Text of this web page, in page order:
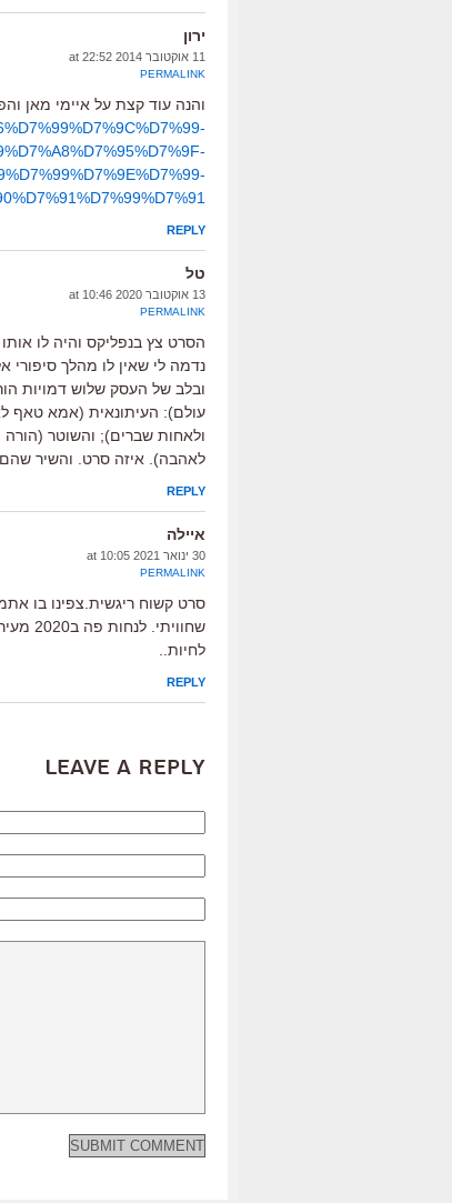
ירון
11 אוקטובר 2014 at 22:52
PERMALINK
והנה עוד קצת על איימי מאן
REPLY
טל
13 אוקטובר 2020 at 10:46
PERMALINK
הסרט צץ בנפליקס והיה לו
נדמה לי שאין לו מהלך
ובלב של העסק שלוש דמויות
עולם): העיתונאית (אמא טאף
ולאחות שברים); והשוטר (הורה
לאהבה). איזה סרט. והשיר
REPLY
איילה
30 ינואר 2021 at 10:05
PERMALINK
סרט קשוח ריגשית.צפינו בו
לחיות..
REPLY
Leave a Reply